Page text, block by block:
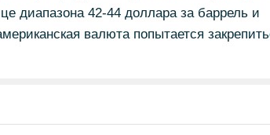
диапазона 42-44 доллара за баррель и
валюта попытается